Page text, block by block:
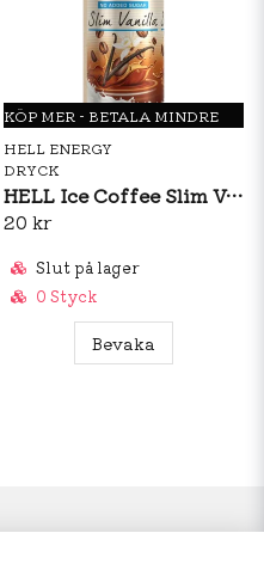
KÖP MER - BETALA MINDRE
HELL ENERGY
DRYCK
HELL Ice Coffee Slim Vanilla 250ml
20 kr
Slut på lager
0 Styck
Bevaka